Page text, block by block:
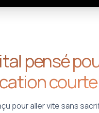
pensé
pour aller vite sans